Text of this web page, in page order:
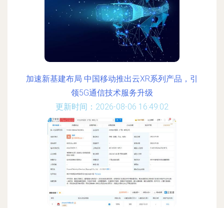
加速新基建布局 中国移动推出云XR系列产品，引
领5G通信技术服务升级
更新时间：2026-08-06 16:49:02